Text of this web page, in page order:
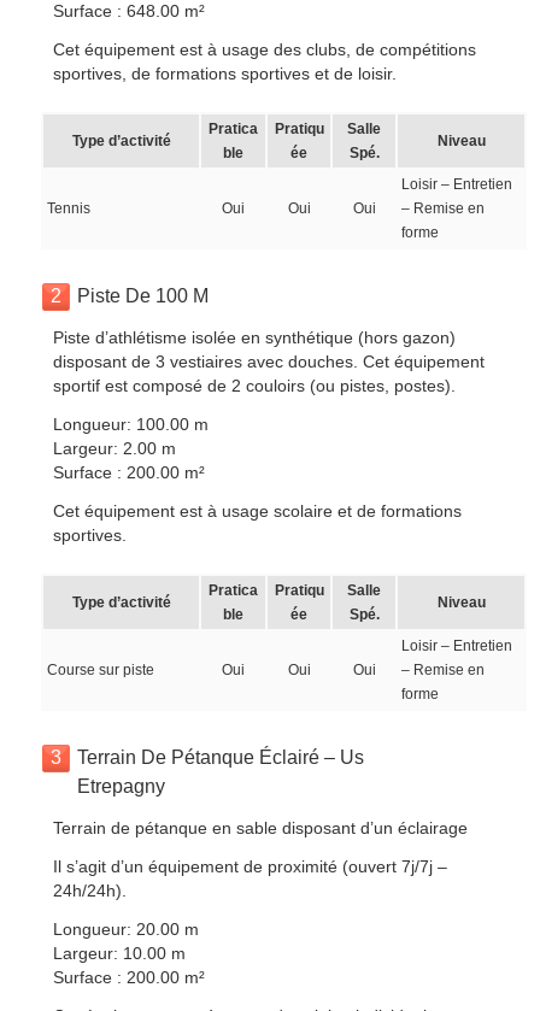
Surface : 648.00 m²
Cet équipement est à usage des clubs, de compétitions
sportives, de formations sportives et de loisir.
Type d’activité
Pratica
ble
Pratiqu
ée
Salle
Spé.
Niveau
Tennis Oui Oui Oui
Loisir – Entretien
– Remise en
forme
2 Piste De 100 M
Piste d’athlétisme isolée en synthétique (hors gazon)
disposant de 3 vestiaires avec douches. Cet équipement
sportif est composé de 2 couloirs (ou pistes, postes).
Longueur: 100.00 m
Largeur: 2.00 m
Surface : 200.00 m²
Cet équipement est à usage scolaire et de formations
sportives.
Type d’activité
Pratica
ble
Pratiqu
ée
Salle
Spé.
Niveau
Course sur piste Oui Oui Oui
Loisir – Entretien
– Remise en
forme
3
Terrain De Pétanque Éclairé – Us
Etrepagny
Terrain de pétanque en sable disposant d’un éclairage
Il s’agit d’un équipement de proximité (ouvert 7j/7j –
24h/24h).
Longueur: 20.00 m
Largeur: 10.00 m
Surface : 200.00 m²